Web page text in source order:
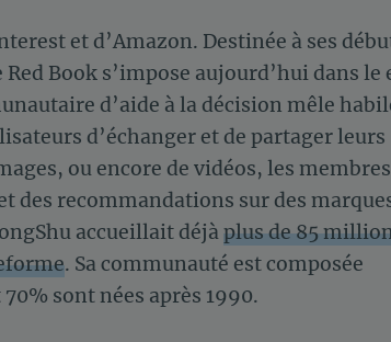
et d’Amazon. Destinée à ses
Book s’impose aujourd’hui dans le
d’aide à la décision mêle
d’échanger et de partager leurs
ou encore de vidéos, les
des recommandations sur des
accueillait déjàplus de 85
. Sa communauté est composée
sont nées après 1990.